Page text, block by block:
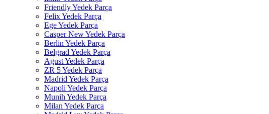
Friendly Yedek Parça
Felix Yedek Parça
Ege Yedek Parça
Casper New Yedek Parça
Berlin Yedek Parça
Belgrad Yedek Parça
Agust Yedek Parça
ZR 5 Yedek Parça
Madrid Yedek Parça
Napoli Yedek Parça
Munih Yedek Parça
Milan Yedek Parça